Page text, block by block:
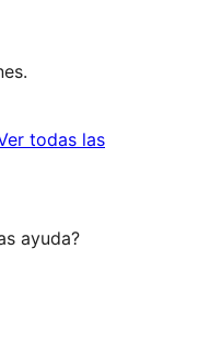
todas lasvaloraciones
ayuda?